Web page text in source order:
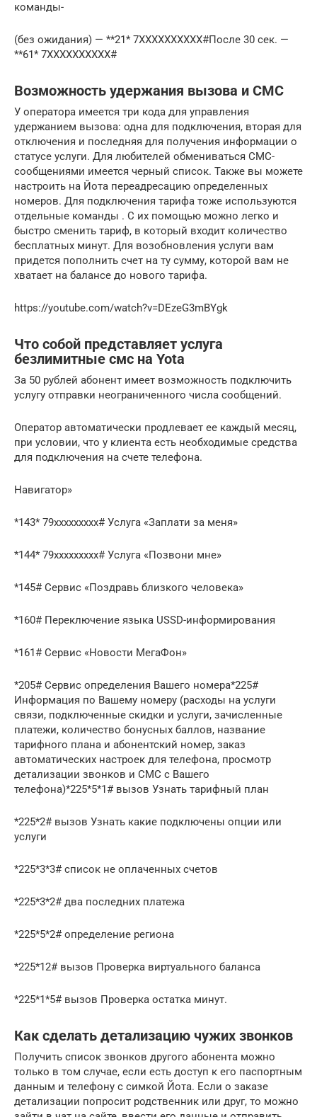
команды-
(без ожидания) — **21* 7XXXXXXXXXX#После 30 сек. —
**61* 7XXXXXXXXXX#
Возможность удержания вызова и СМС
У оператора имеется три кода для управления
удержанием вызова: одна для подключения, вторая для
отключения и последняя для получения информации о
статусе услуги. Для любителей обмениваться СМС-
сообщениями имеется черный список. Также вы можете
настроить на Йота переадресацию определенных
номеров. Для подключения тарифа тоже используются
отдельные команды . С их помощью можно легко и
быстро сменить тариф, в который входит количество
бесплатных минут. Для возобновления услуги вам
придется пополнить счет на ту сумму, которой вам не
хватает на балансе до нового тарифа.
https://youtube.com/watch?v=DEzeG3mBYgk
Что собой представляет услуга
безлимитные смс на Yota
За 50 рублей абонент имеет возможность подключить
услугу отправки неограниченного числа сообщений.
Оператор автоматически продлевает ее каждый месяц,
при условии, что у клиента есть необходимые средства
для подключения на счете телефона.
Навигатор»
*143* 79ххххххххх# Услуга «Заплати за меня»
*144* 79ххххххххх# Услуга «Позвони мне»
*145# Сервис «Поздравь близкого человека»
*160# Переключение языка USSD-информирования
*161# Сервис «Новости МегаФон»
*205# Сервис определения Вашего номера*225#
Информация по Вашему номеру (расходы на услуги
связи, подключенные скидки и услуги, зачисленные
платежи, количество бонусных баллов, название
тарифного плана и абонентский номер, заказ
автоматических настроек для телефона, просмотр
детализации звонков и СМС с Вашего
телефона)*225*5*1# вызов Узнать тарифный план
*225*2# вызов Узнать какие подключены опции или
услуги
*225*3*3# список не оплаченных счетов
*225*3*2# два последних платежа
*225*5*2# определение региона
*225*12# вызов Проверка виртуального баланса
*225*1*5# вызов Проверка остатка минут.
Как сделать детализацию чужих звонков
Получить список звонков другого абонента можно
только в том случае, если есть доступ к его паспортным
данным и телефону с симкой Йота. Если о заказе
детализации попросит родственник или друг, то можно